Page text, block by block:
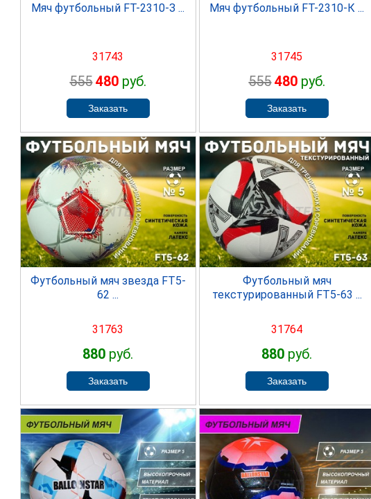
Мяч футбольный FT-2310-З ...
31743
555 480 руб.
Мяч футбольный FT-2310-К ...
31745
555 480 руб.
SPRINTER
Футбольный мяч звезда FT5-
62 ...
31763
880 руб.
SPRINTER
Футбольный мяч
текстурированный FT5-63 ...
31764
880 руб.
SPRINTER SPRINTER